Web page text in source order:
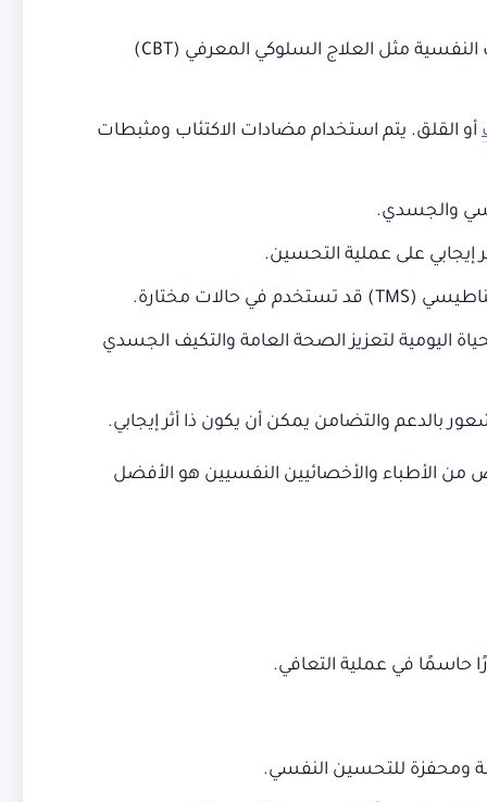
أحد أساسيات علاج PTSD. يمكن استخدام العديد من الأساليب النفسية مثل العلاج السلوكي المعرفي (CBT)
أو القلق. يتم استخدام مضادات الاكتئاب ومثبطات
والجسدي.
إيجابي على عملية التحسين.
اليومية لتعزيز الصحة العامة والتكيف الجسدي
بالدعم والتضامن يمكن أن يكون ذا أثر إيجابي.
من الأطباء والأخصائيين النفسيين هو الأفضل
ومحفزة للتحسين النفسي.